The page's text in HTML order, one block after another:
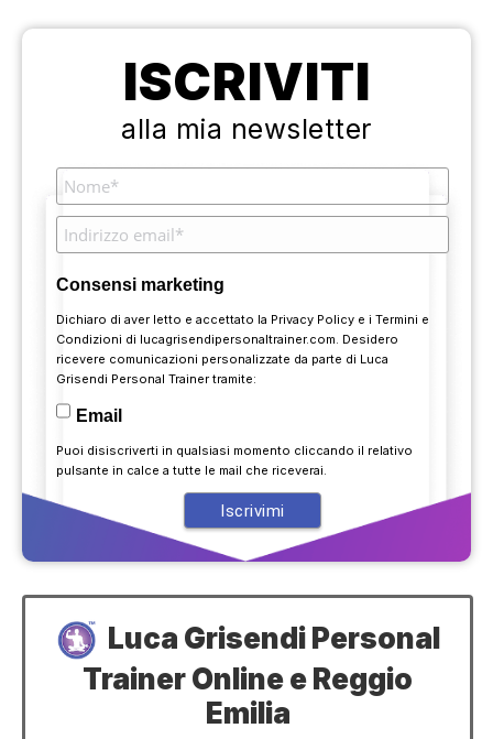
ISCRIVITI
alla mia newsletter
Consensi marketing
Dichiaro di aver letto e accettato la Privacy Policy e iTermini e
Condizioni di lucagrisendipersonaltrainer.com. Desidero
ricevere comunicazioni personalizzate da parte di Luca
Grisendi Personal Trainer tramite:
Email
Puoi disiscriverti in qualsiasi momento cliccando il relativo
pulsante in calce a tutte le mail che riceverai.
Luca Grisendi Personal
Trainer Online e Reggio
Emilia